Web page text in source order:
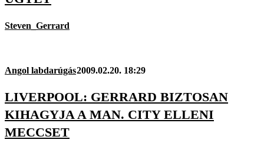
Steven_Gerrard
Angol labdarúgás2009.02.20. 18:29
LIVERPOOL: GERRARD BIZTOSAN
KIHAGYJA A MAN. CITY ELLENI
MECCSET